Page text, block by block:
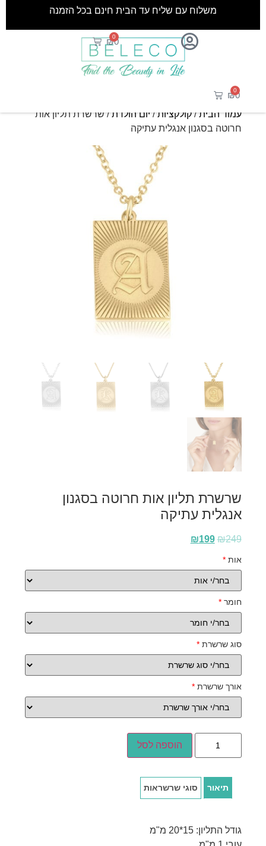
₪0
0
משלוח עם שליח עד הבית חינם בכל הזמנה
₪0
0
עמוד הבית/קולקציות/יום הולדת/ שרשרת תליון אות
חרוטה בסגנון אנגלית עתיקה
שרשרת תליון אות חרוטה בסגנון
אנגלית עתיקה
₪249
₪199
אות*
חומר*
סוג שרשרת*
אורך שרשרת*
הוספה לסל
תיאור סוגי שרשראות
גודל התליון: 15*20 מ"מ